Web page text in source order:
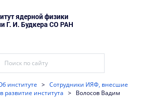
ядерной физики
Г. И. Будкера СО РАН
институте > Сотрудники ИЯФ, внесшие
развитие института > Волосов Вадим